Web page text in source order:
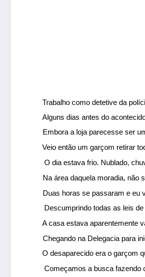
Trabalho como detetive da
Alguns dias antes do
Embora a loja parecesse ser
Veio então um garçom retirar
O dia estava frio. Nublado,
Na área daquela moradia, não
Duas horas se passaram e eu
Descumprindo todas as leis
A casa estava aparentemente
Chegando na Delegacia para
O desaparecido era o garçom
Começamos a busca fazendo